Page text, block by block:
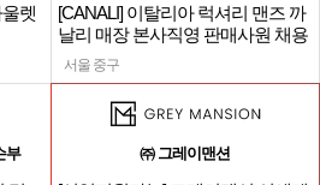
렛
[CANALI] 이탈리아 럭셔리 맨즈 까
날리 매장 본사직영 판매사원 채용
서울 중구
부 ㈜ 그레이맨션